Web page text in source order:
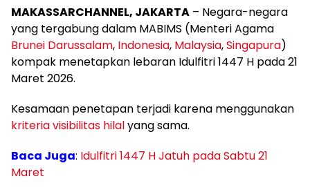
MAKASSARCHANNEL, JAKARTA – Negara-negara
yang tergabung dalam MABIMS (Menteri Agama
Brunei Darussalam, Indonesia, Malaysia,Singapura)
kompak menetapkan lebaran Idulfitri 1447 H pada 21
Maret 2026.
Kesamaan penetapan terjadi karena menggunakan
kriteria visibilitas hilalyang sama.
Baca Juga: Idulfitri 1447 H Jatuh pada Sabtu 21
Maret